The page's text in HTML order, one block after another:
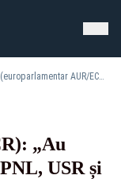
Georgiana Teodorescu (europarlamentar AUR/ECR): „Au votat împotriva României! PNL, USR și UDMR au preferat disciplina de partid în locul interesului național”
„Au
USR și